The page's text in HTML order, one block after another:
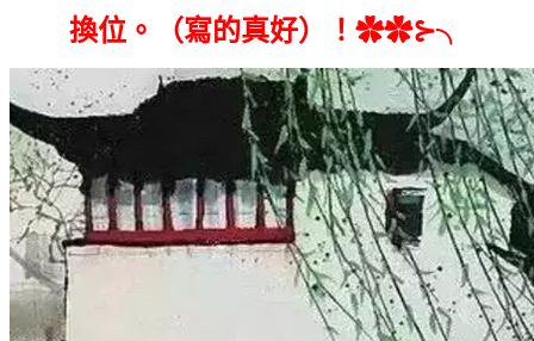
換位。（寫的真好）！✿✿⊱╮